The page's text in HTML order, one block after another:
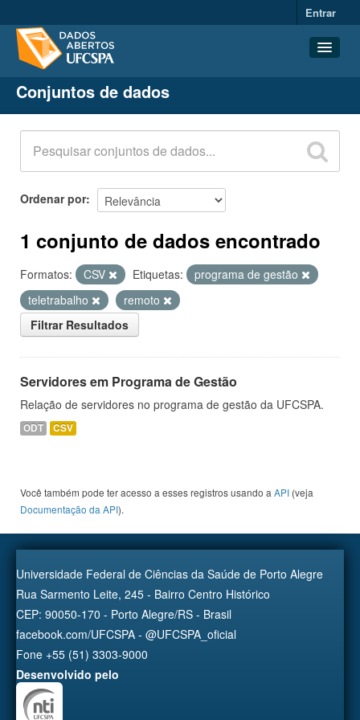
Entrar
Conjuntos de dados
Organizações
Grupos
Sobre
Conjuntos de dados
Ordenar por
1 conjunto de dados encontrado
Formatos: CSV Etiquetas:
programa de gestão
teletrabalho
remoto
Filtrar Resultados
Servidores em Programa de Gestão
Relação de servidores no programa de gestão da UFCSPA.
ODT CSV
Você também pode ter acesso a esses registros usando a API (veja
Documentação da API).
Universidade Federal de Ciências da Saúde de Porto Alegre
Rua Sarmento Leite, 245 - Bairro Centro Histórico
CEP: 90050-170 - Porto Alegre/RS - Brasil
facebook.com/UFCSPA - @UFCSPA_oficial
Fone +55 (51) 3303-9000
Desenvolvido pelo